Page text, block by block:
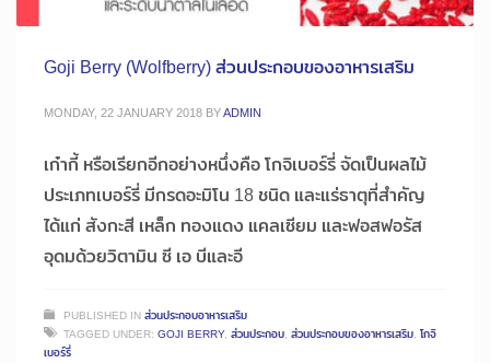
Goji Berry (Wolfberry) ส่วนประกอบของอาหารเสริม
MONDAY, 22 JANUARY 2018 BYADMIN
เก๋ากี้ หรือเรียกอีกอย่างหนึ่งคือ โกจิเบอร์รี่ จัดเป็นผลไม้
ประเภทเบอร์รี่ มีกรดอะมิโน 18 ชนิด และแร่ธาตุที่สำคัญ
ได้แก่ สังกะสี เหล็ก ทองแดง แคลเซียม และฟอสฟอรัส
อุดมด้วยวิตามิน ซี เอ บีและอี
PUBLISHED INส่วนประกอบอาหารเสริม
TAGGED UNDER: GOJI BERRY, ส่วนประกอบ, ส่วนประกอบของอาหารเสริม, โกจิ
เบอร์รี่